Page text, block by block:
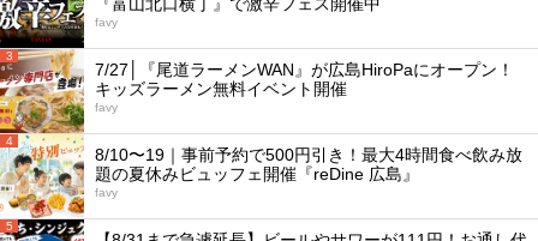
favy
3
7/27│『尾道ラーメンWAN』が広島HiroPaにオープン！
キッズラーメン無料イベント開催
favy
4
8/10〜19｜事前予約で500円引き！最大4時間食べ飲み放
題の夏休みビュッフェ開催『reDine 広島』
favy
5